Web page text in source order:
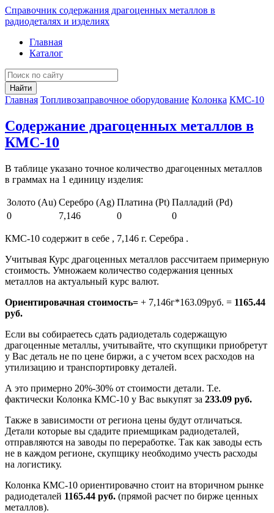
Справочник содержания драгоценных металлов в
радиодеталях и изделиях
Главная
Каталог
Найти
Главная Топливозаправочное оборудование Колонка КМС-10
Содержание драгоценных металлов в
КМС-10
В таблице указано точное количество драгоценных металлов
в граммах на 1 единицу изделия:
Золото (Au) Серебро (Ag) Платина (Pt) Палладий (Pd)
0
7,146 0 0
КМС-10 содержит в себе , 7,146 г. Серебра .
Учитывая Курс драгоценных металлов рассчитаем примерную
стоимость. Умножаем количество содержания ценных
металлов на актуальный курс валют.
Ориентировачная стоимость= + 7,146г*163.09руб. = 1165.44
руб.
Если вы собираетесь сдать радиодеталь содержащую
драгоценные металлы, учитывайте, что скупщики приобретут
у Вас деталь не по цене биржи, а с учетом всех расходов на
утилизацию и транспортировку деталей.
А это примерно 20%-30% от стоимости детали. Т.е.
фактически Колонка КМС-10 у Вас выкупят за 233.09 руб.
Также в зависимости от региона цены будут отличаться.
Детали которые вы сдадите приемщикам радиодеталей,
отправляются на заводы по переработке. Так как заводы есть
не в каждом регионе, скупщику необходимо учесть расходы
на логистику.
Колонка КМС-10 ориентировачно стоит на вторичном рынке
радиодеталей 1165.44 руб. (прямой расчет по бирже ценных
металлов).